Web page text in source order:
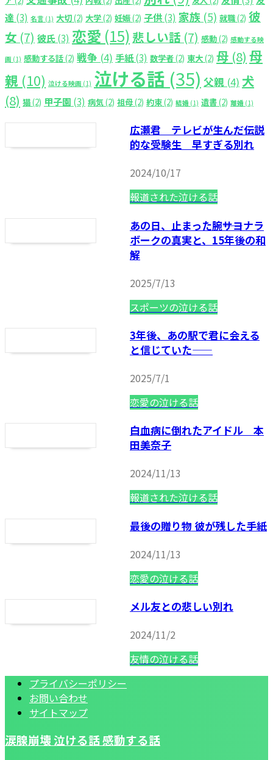
達 (3) 名言 (1) 大切(2) 大学(2) 妊娠(2) 子供(3) 家族 (5) 就職(2) 彼
女 (7) 彼氏(3) 恋愛 (15) 悲しい話 (7) 感動(2) 感動する映
画 (1) 感動する話(2) 戦争 (4) 手紙(3) 数学者(2) 東大(2) 母 (8) 母
親 (10) 泣ける映画 (1) 泣ける話 (35) 父親 (4) 犬
(8) 猫(2) 甲子園 (3) 病気(2) 祖母(2) 約束(2) 結婚 (1) 遺書(2) 離婚 (1)
広瀬君 テレビが生んだ伝説
的な受験生 早すぎる別れ
2024/10/17
報道された泣ける話
あの日、止まった腕――サヨナラ
ボークの真実と、15年後の和
解
2025/7/13
スポーツの泣ける話
3年後、あの駅で君に会える
と信じていた——
2025/7/1
恋愛の泣ける話
白血病に倒れたアイドル 本
田美奈子
2024/11/13
報道された泣ける話
最後の贈り物 彼が残した手紙
2024/11/13
恋愛の泣ける話
メル友との悲しい別れ
2024/11/2
友情の泣ける話
プライバシーポリシー
お問い合わせ
サイトマップ
涙腺崩壊 泣ける話 感動する話